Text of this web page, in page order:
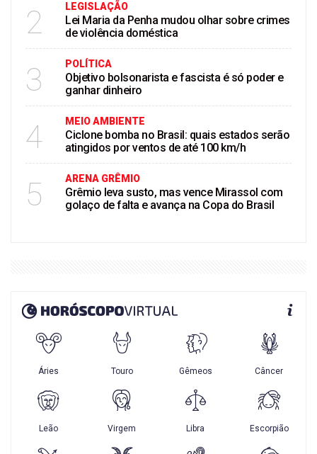
2 LEGISLAÇÃO
Lei Maria da Penha mudou olhar sobre crimes
de violência doméstica
3 POLÍTICA
Objetivo bolsonarista e fascista é só poder e
ganhar dinheiro
4 MEIO AMBIENTE
Ciclone bomba no Brasil: quais estados serão
atingidos por ventos de até 100 km/h
5 ARENA GRÊMIO
Grêmio leva susto, mas vence Mirassol com
golaço de falta e avança na Copa do Brasil